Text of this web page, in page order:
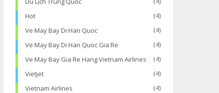
Hot (4)
Ve May Bay Di Han Quoc (4)
Ve May Bay Di Han Quoc Gia Re (4)
Ve May Bay Gia Re Hang Vietnam Airlines (4)
Vietjet (4)
Vietnam Airlines (4)